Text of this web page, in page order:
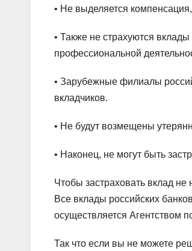
• Не выделяется
• Также не страхуются
профессиональной
• Зарубежные филиалы
вкладчиков.
• Не будут возмещены
• Наконец, не могут быть
Чтобы застраховать вклад
Все вклады российских
осуществляется Агентством
Так что если вы не можете